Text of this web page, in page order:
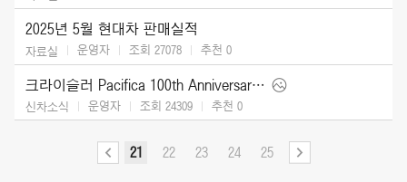
2025년 5월 현대차 판매실적
자료실 운영자 조회 27078 추천 0
크라이슬러 Pacifica 100th Anniversary Edition (2026)
신차소식 운영자 조회 24309 추천 0
21 22 23 24 25